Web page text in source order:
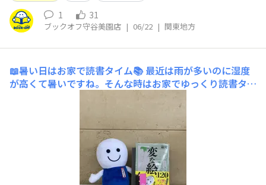
1 31
ブックオフ守谷美園店 | 06/22 | 関東地方
📖暑い日はお家で読書タイム📚 最近は雨が多いのに湿度
が高くて暑いですね。そんな時はお家でゆっくり読書タイ
ム🥳当店には多くの📚受賞作やベストセラー📚が揃って
おります！私のおすすめは「変な絵」ですねコミック版も
おすすめです。ぜひご来店ください😊